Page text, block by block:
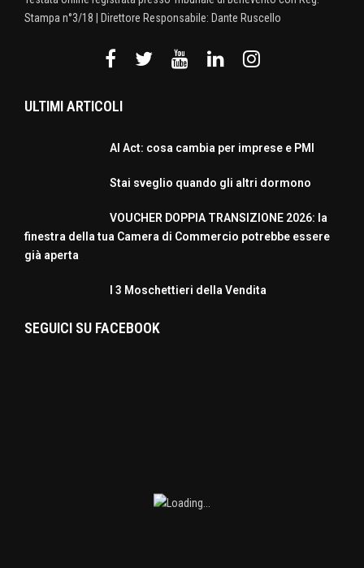
Stampa n°3/18 | Direttore Responsabile: Dante Ruscello
ULTIMI ARTICOLI
AI Act: cosa cambia per imprese e PMI
Stai sveglio quando gli altri dormono
VOUCHER DOPPIA TRANSIZIONE 2026: la
finestra della tua Camera di Commercio potrebbe essere
già aperta
I 3 Moschettieri della Vendita
SEGUICI SU FACEBOOK